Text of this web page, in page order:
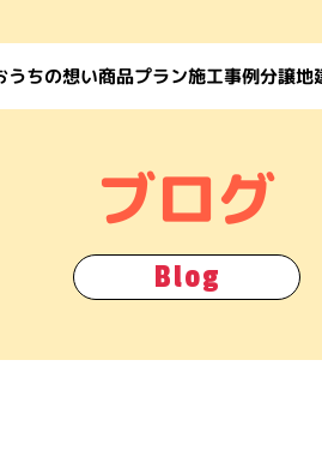
うちの想い商品プラン施工事例分譲地
ブログ
Blog